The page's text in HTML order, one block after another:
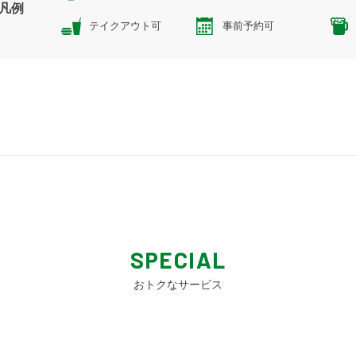
例
テイクアウト可 事前予約可
SPECIAL
おトクなサービス